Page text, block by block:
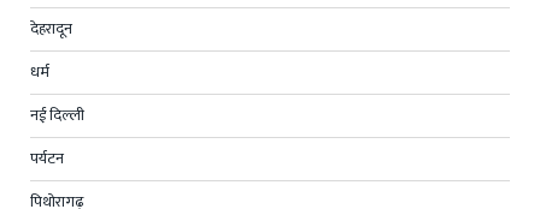
देहरादून
धर्म
नई दिल्ली
पर्यटन
पिथोरागढ़